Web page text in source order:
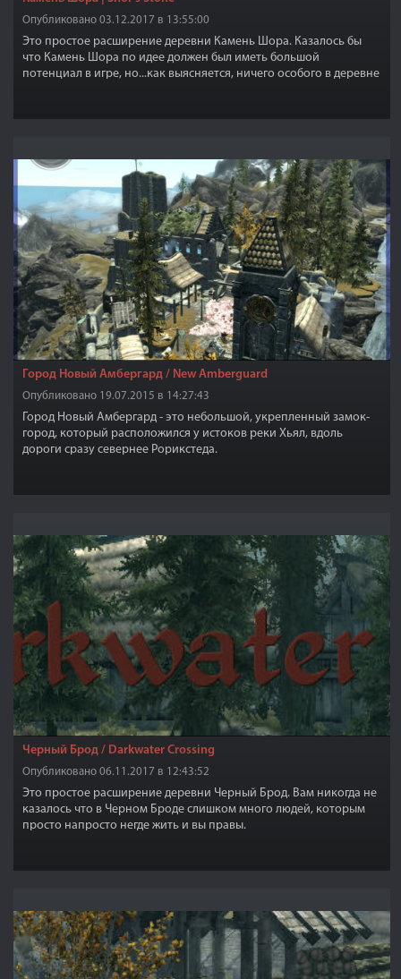
Опубликовано 03.12.2017 в 13:55:00
Это простое расширение деревни Камень Шора. Казалось бы
что Камень Шора по идее должен был иметь большой
потенциал в игре, но...как выясняется, ничего особого в деревне
Город Новый Амбергард / New Amberguard
Опубликовано 19.07.2015 в 14:27:43
Город Новый Амбергард - это небольшой, укрепленный замок-
город, который расположился у истоков реки Хьял, вдоль
дороги сразу севернее Рорикстеда.
Черный Брод / Darkwater Crossing
Опубликовано 06.11.2017 в 12:43:52
Это простое расширение деревни Черный Брод. Вам никогда не
казалось что в Черном Броде слишком много людей, которым
просто напросто негде жить и вы правы.